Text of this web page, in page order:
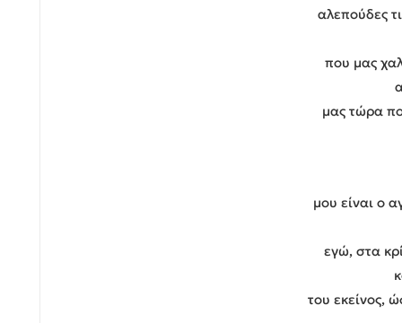
αλεπούδες
που μας
μας τώρα
μου είναι ο
εγώ, στα
του εκείνος,